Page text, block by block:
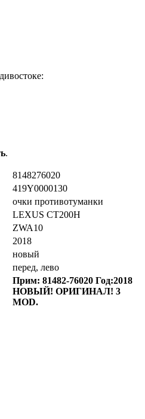
.
8148276020
419Y0000130
очки противотуманки
LEXUS CT200H
ZWA10
2018
новый
перед, лево
Прим: 81482-76020 Год:2018
НОВЫЙ! ОРИГИНАЛ! 3
MOD.